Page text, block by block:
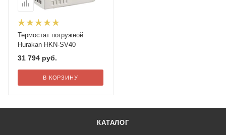
Термостат погружной
Hurakan HKN-SV40
31 794 руб.
В КОРЗИНУ
КАТАЛОГ